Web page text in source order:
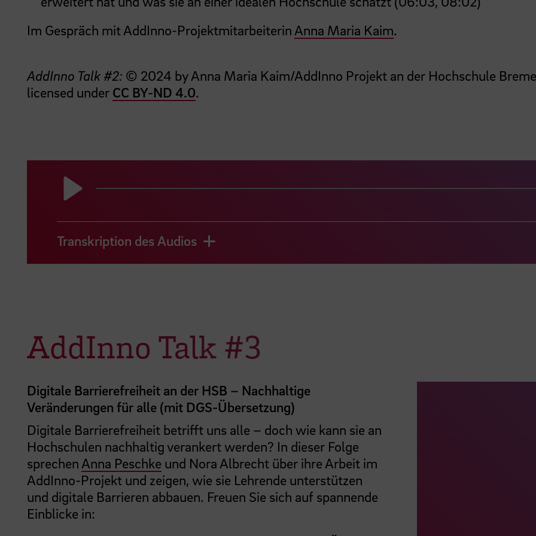
Im Gespräch mit AddInno-Projektmitarbeiterin Anna Maria Kaim.
AddInno Talk #2: © 2024 by Anna Maria Kaim/AddInno Projekt an der Hochschule
licensed under CC BY-ND 4.0.
Transkription des Audios
AddInno Talk #3
Digitale Barrierefreiheit an der HSB – Nachhaltige
Veränderungen für alle (mit DGS-Übersetzung)
Digitale Barrierefreiheit betrifft uns alle – doch wie kann sie an
Hochschulen nachhaltig verankert werden? In dieser Folge
sprechen Anna Peschke und Nora Albrecht über ihre Arbeit im
AddInno-Projekt und zeigen, wie sie Lehrende unterstützen
und digitale Barrieren abbauen. Freuen Sie sich auf spannende
Einblicke in: